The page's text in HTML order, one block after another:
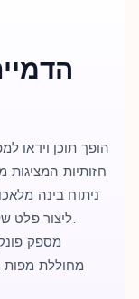
חזותיות המציגות
ניתוח בינה
ליצור פלט
מחוללת מפות